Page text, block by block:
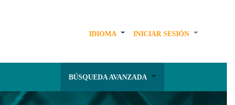
IDIOMA INICIAR SESIÓN
BÚSQUEDA AVANZADA